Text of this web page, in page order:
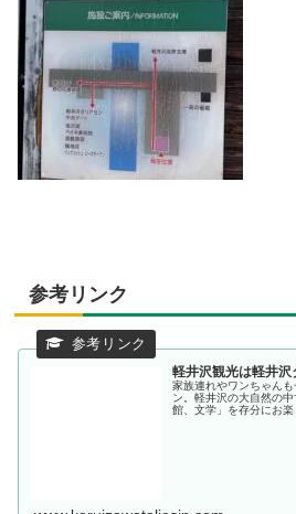
参考リンク
軽井沢観光は軽井沢
家族連れやワンちゃん
ン。軽井沢の大自然の
館、文学」を存分にお